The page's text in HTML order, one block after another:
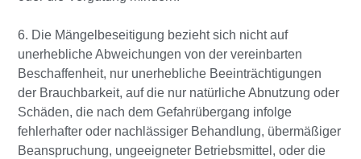
6. Die Mängelbeseitigung bezieht sich nicht auf
unerhebliche Abweichungen von der vereinbarten
Beschaffenheit, nur unerhebliche Beeinträchtigungen
der Brauchbarkeit, auf die nur natürliche Abnutzung oder
Schäden, die nach dem Gefahrübergang infolge
fehlerhafter oder nachlässiger Behandlung, übermäßiger
Beanspruchung, ungeeigneter Betriebsmittel, oder die